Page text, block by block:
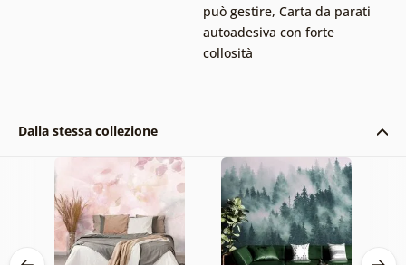
può gestire, Carta da parati
autoadesiva con forte
collosità
Dalla stessa collezione